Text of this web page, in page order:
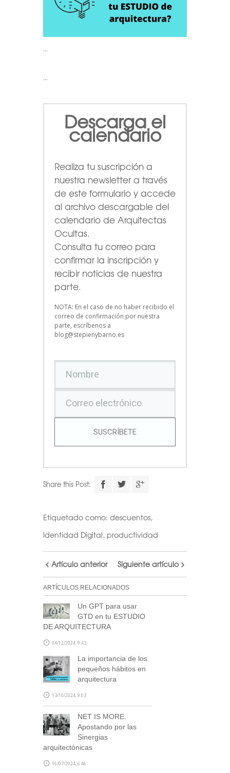
…
…
Descarga el
calendario
Realiza tu suscripción a
nuestra newsletter a través
de este formulario y accede
al archivo descargable del
calendario de Arquitectas
Ocultas.
Consulta tu correo para
confirmar la inscripción y
recibir noticias de nuestra
parte.
NOTA: En el caso de no haber recibido el
correo de confirmación por nuestra
parte, escríbenos a
blog@stepienybarno.es
SUSCRÍBETE
Share this Post:
Etiquetado como: descuentos,
Identidad Digital, productividad
Artículo anterior Siguiente artículo
ARTÍCULOS RELACIONADOS
Un GPT para usar
GTD en tu ESTUDIO
DE ARQUITECTURA
04/12/2024, 9:43
La importancia de los
pequeños hábitos en
arquitectura
13/10/2024, 9:03
NET IS MORE.
Apostando por las
Sinergias
arquitectónicas
16/07/2024, 6:46